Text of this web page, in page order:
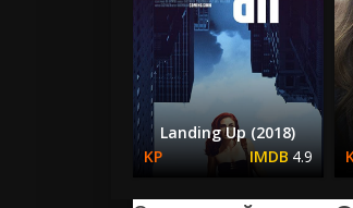
Landing Up (2018)
4.9